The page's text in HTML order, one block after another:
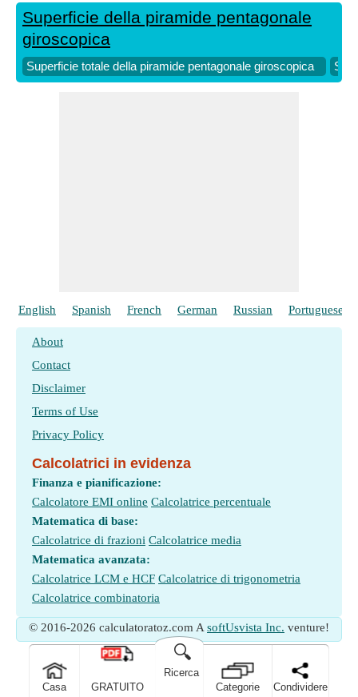
Superficie della piramide pentagonale
giroscopica
Superficie totale della piramide pentagonale giroscopica
English Spanish French German Russian Portuguese
About
Contact
Disclaimer
Terms of Use
Privacy Policy
Calcolatrici in evidenza
Finanza e pianificazione:
Calcolatore EMI online Calcolatrice percentuale
Matematica di base:
Calcolatrice di frazioni Calcolatrice media
Matematica avanzata:
Calcolatrice LCM e HCF Calcolatrice di trigonometria
Calcolatrice combinatoria
© 2016-2026 calculatoratoz.com A softUsvista Inc. venture!
Casa GRATUITO
🔍
Ricerca
Categorie
Condividere